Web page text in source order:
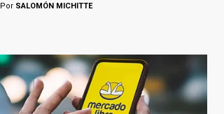
PorSALOMÓN MICHITTE